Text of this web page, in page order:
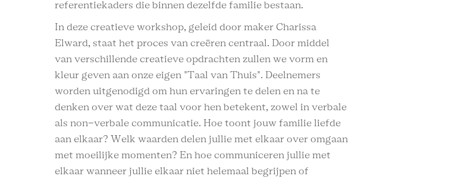
referentiekaders die binnen dezelfde familie bestaan.
In deze creatieve workshop, geleid door maker Charissa
Elward, staat het proces van creëren centraal. Door middel
van verschillende creatieve opdrachten zullen we vorm en
kleur geven aan onze eigen "Taal van Thuis". Deelnemers
worden uitgenodigd om hun ervaringen te delen en na te
denken over wat deze taal voor hen betekent, zowel in verbale
als non-verbale communicatie. Hoe toont jouw familie liefde
aan elkaar? Welk waarden delen jullie met elkaar over omgaan
met moeilijke momenten? En hoe communiceren jullie met
elkaar wanneer jullie elkaar niet helemaal begrijpen of